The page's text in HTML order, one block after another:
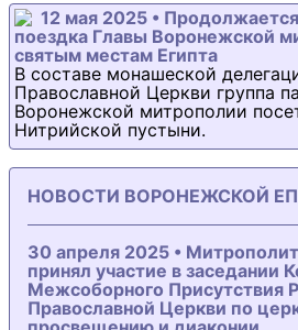
12 мая 2025 •
поездка Главы Воронежской
святым местам Египта
В составе монашеской
Православной Церкви группа
Воронежской митрополии
Нитрийской пустыни.
НОВОСТИ ВОРОНЕЖСКОЙ
30 апреля 2025 •
принял участие в заседании
Межсоборного Присутствия
Православной Церкви по